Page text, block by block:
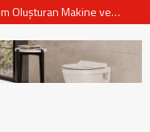
Oluşturan Makine ve
Gereken Tedbirlere İlişkin